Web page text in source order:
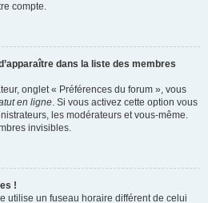
compte.
dans la liste des membres
onglet « Préférences du forum », vous
en ligne. Si vous activez cette option vous
les modérateurs et vous-même.
invisibles.
!
utilise un fuseau horaire différent de celui